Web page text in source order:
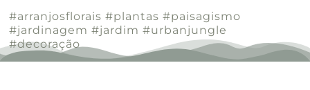
#arranjosflorais #plantas #paisagismo
#jardinagem #jardim #urbanjungle
#decoração